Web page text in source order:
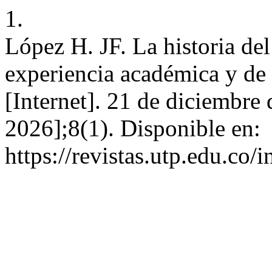
1.
López H. JF. La historia
experiencia académica y
[Internet]. 21 de diciembre
2026];8(1). Disponible en:
https://revistas.utp.edu.co/